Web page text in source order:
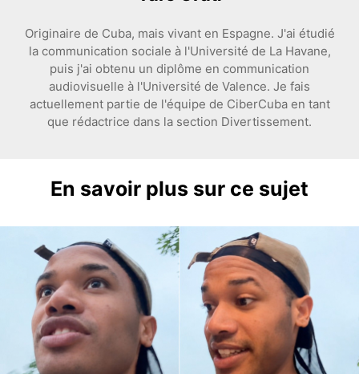
Originaire de Cuba, mais vivant en Espagne. J'ai étudié
la communication sociale à l'Université de La Havane,
puis j'ai obtenu un diplôme en communication
audiovisuelle à l'Université de Valence. Je fais
actuellement partie de l'équipe de CiberCuba en tant
que rédactrice dans la section Divertissement.
En savoir plus sur ce sujet